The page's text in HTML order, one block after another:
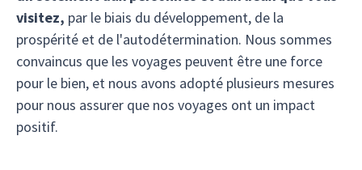
visitez, par le biais du développement, de la
prospérité et de l'autodétermination. Nous sommes
convaincus que les voyages peuvent être une force
pour le bien, et nous avons adopté plusieurs mesures
pour nous assurer que nos voyages ont un impact
positif.